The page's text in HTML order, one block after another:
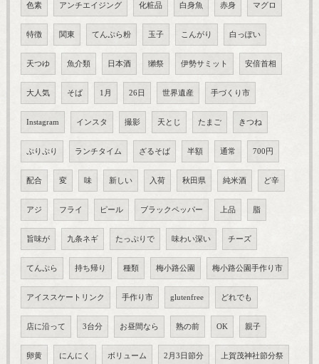
色素 アンチエイジング 化粧品 白身魚 赤身 マグロ
特徴 関東 てんぷら粉 玉子 こんがり 白っぽい
天つゆ 魚介類 日本酒 獺祭 伊勢サミット 安倍首相
大人気 そば 1月 26日 世界遺産 手づくり市
Instagram インスタ 撮影 天とじ たまご きつね
ぷりぷり ランチタイム ざるそば 半額 通常 700円
配合 変 味 新しい 入荷 秋田県 純米酒 ど辛
アジ フライ ピール ブラックペッパー 上品 脂
旨味が 九条ネギ たっぷりで 味わい深い チーズ
てんぷら 持ち帰り 種類 梅小路公園 梅小路公園手作り市
アイススケートリンク 手作り市 glutenfree どれでも
店に沿って 3台分 お昼間なら 熟の前 OK 親子
卵黄 にんにく ボリューム 2月3日節分 上賀茂神社節分祭